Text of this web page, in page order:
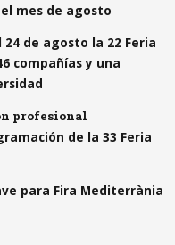
mes de agosto
de agosto la 22 Feria
compañías y una
profesional
de la 33 Feria
para Fira Mediterrània